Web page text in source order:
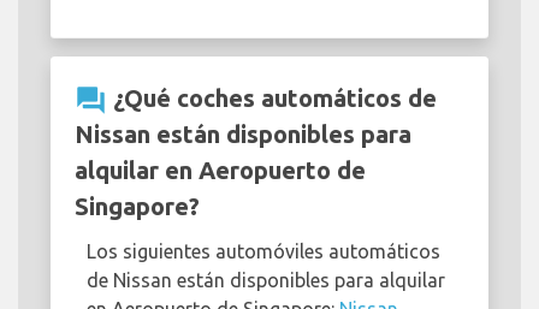
question_answer ¿Qué coches automáticos de
Nissan están disponibles para
alquilar en Aeropuerto de
Singapore?
Los siguientes automóviles automáticos
de Nissan están disponibles para alquilar